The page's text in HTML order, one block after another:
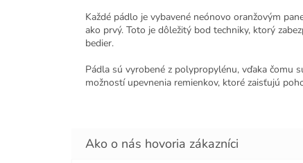
Každé pádlo je vybavené neónovo oranžovým
ako prvý. Toto je dôležitý bod techniky, ktorý
bedier.
Pádla sú vyrobené z polypropylénu, vďaka čomu
možností upevnenia remienkov, ktoré zaisťujú